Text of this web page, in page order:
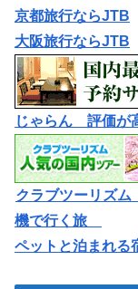
京都旅行ならJTB
大阪旅行ならJTB
じゃらん 評価が
クラブツーリズ
機で行く旅
ペットと泊まれる